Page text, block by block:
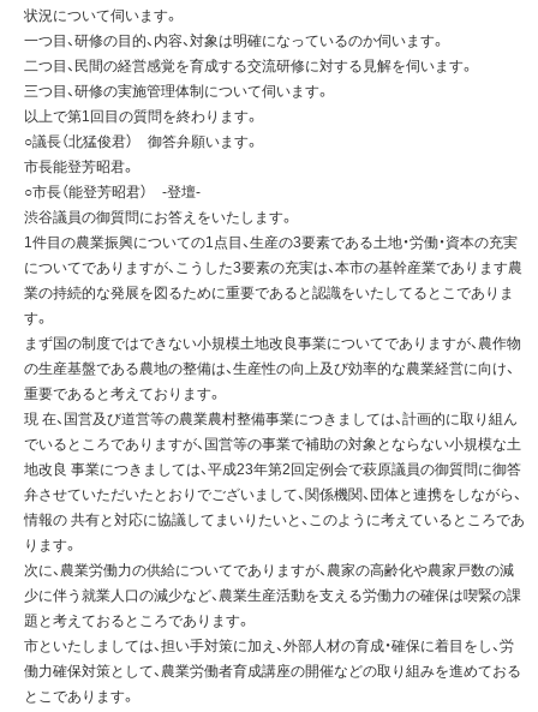
状況について伺います。
一つ目、研修の目的、内容、対象は明確になっているのか伺います。
二つ目、民間の経営感覚を育成する交流研修に対する見解を伺います。
三つ目、研修の実施管理体制について伺います。
以上で第1回目の質問を終わります。
○議長（北猛俊君） 御答弁願います。
市長能登芳昭君。
○市長（能登芳昭君） -登壇-
渋谷議員の御質問にお答えをいたします。
1件目の農業振興についての1点目、生産の3要素である土地・労働・資本の充実
についてでありますが、こうした3要素の充実は、本市の基幹産業であります農
業の持続的な発展を図るために重要であると認識をいたしてるとこでありま
す。
まず国の制度ではできない小規模土地改良事業についてでありますが、農作物
の生産基盤である農地の整備は、生産性の向上及び効率的な農業経営に向け、
重要であると考えております。
現 在、国営及び道営等の農業農村整備事業につきましては、計画的に取り組ん
でいるところでありますが、国営等の事業で補助の対象とならない小規模な土
地改良 事業につきましては、平成23年第2回定例会で萩原議員の御質問に御答
弁させていただいたとおりでございまして、関係機関、団体と連携をしながら、
情報の 共有と対応に協議してまいりたいと、このように考えているところであ
ります。
次に、農業労働力の供給についてでありますが、農家の高齢化や農家戸数の減
少に伴う就業人口の減少など、農業生産活動を支える労働力の確保は喫緊の課
題と考えておるところであります。
市といたしましては、担い手対策に加え、外部人材の育成・確保に着目をし、労
働力確保対策として、農業労働者育成講座の開催などの取り組みを進めておる
とこであります。